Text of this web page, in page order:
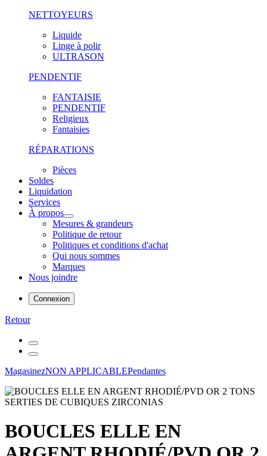
NETTOYEURS
Liquide
Linge à polir
ULTRASON
PENDENTIF
FANTAISIE
PENDENTIF
Religieux
Fantaisies
RÉPARATIONS
Pièces
Soldes
Liquidation
Services
À propos
Mesures & grandeurs
Politique de retour
Politiques et conditions d'achat
Qui nous sommes
Marques
Nous joindre
Connexion
Retour
MagasinezNON APPLICABLEPendantes
BOUCLES ELLE EN